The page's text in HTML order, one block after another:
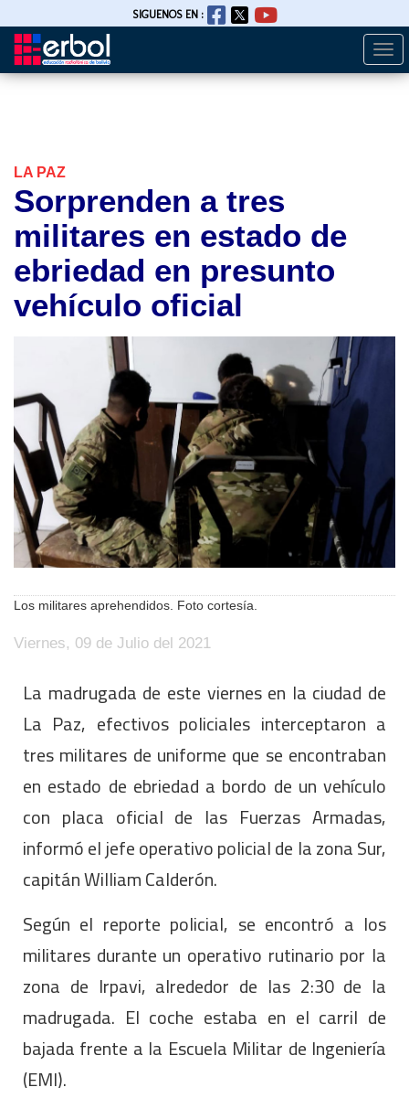
Pasar
SIGUENOS EN :
LA PAZ
Sorprenden a tres
militares en estado de
ebriedad en presunto
vehículo oficial
Los militares aprehendidos. Foto cortesía.
Viernes, 09 de Julio del 2021
La madrugada de este viernes en la ciudad de
La Paz, efectivos policiales interceptaron a
tres militares de uniforme que se encontraban
en estado de ebriedad a bordo de un vehículo
con placa oficial de las Fuerzas Armadas,
informó el jefe operativo policial de la zona Sur,
capitán William Calderón.
Según el reporte policial, se encontró a los
militares durante un operativo rutinario por la
zona de Irpavi, alrededor de las 2:30 de la
madrugada. El coche estaba en el carril de
bajada frente a la Escuela Militar de Ingeniería
(EMI).